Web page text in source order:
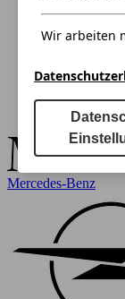
Mercedes-Benz
Wir arbeiten